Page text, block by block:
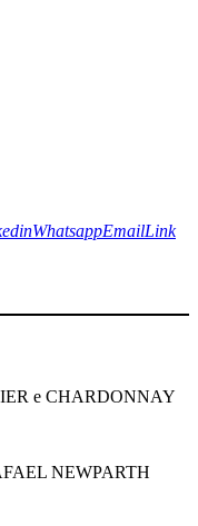
Whatsapp
WhatsappEmail
EmailCopy
Link
e CHARDONNAY
NEWPARTH